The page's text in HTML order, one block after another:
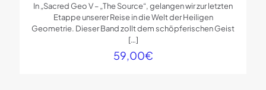
In „Sacred Geo V – „The Source“, gelangen wir zur letzten
Etappe unserer Reise in die Welt der Heiligen
Geometrie. Dieser Band zollt dem schöpferischen Geist
[…]
59,00€